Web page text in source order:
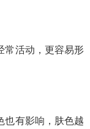
常活动，更容易形
也有影响，肤色越